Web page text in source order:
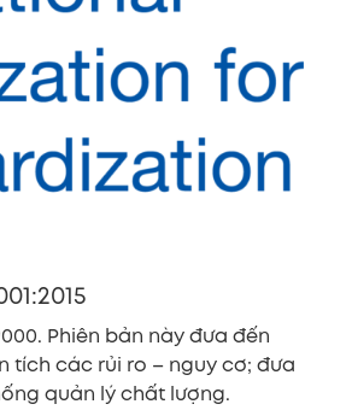
Phiên bản này đưa đến
tích các rủi ro – nguy cơ; đưa
quản lý chất lượng.